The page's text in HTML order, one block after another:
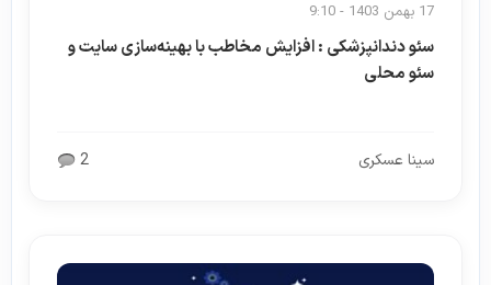
17 بهمن 1403 - 9:10
سئو دندانپزشکی : افزایش مخاطب با بهینه‌سازی سایت و
سئو محلی
سینا عسکری 2